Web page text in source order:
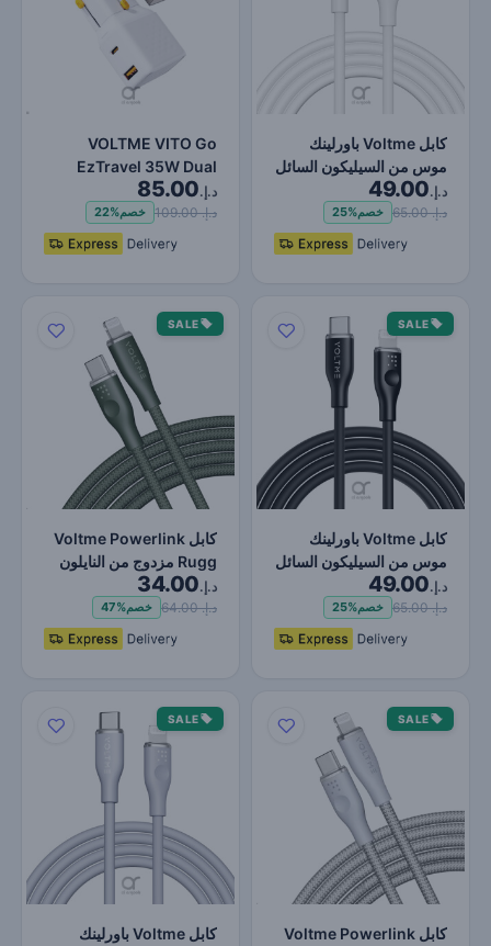
كابل Voltme باورلينك
موس من السيليكون السائل
Type-C إلى لايتنينج…
د.إ.49.00
د.إ. 65.00 خصم25%
VOLTME VITO Go
EzTravel 35W Dual
Port Fast USB Charger
Plug | Wh…
د.إ.85.00
د.إ. 109.00 خصم22%
SALE
كابل Voltme باورلينك
موس من السيليكون السائل
Type-C إلى لايتنينج…
د.إ.49.00
د.إ. 65.00 خصم25%
SALE
كابل Voltme Powerlink
Rugg مزدوج من النايلون
من النوع C إلى Ligh…
د.إ.34.00
د.إ. 64.00 خصم47%
SALE
كابل Voltme Powerlink
SALE
كابل Voltme باورلينك